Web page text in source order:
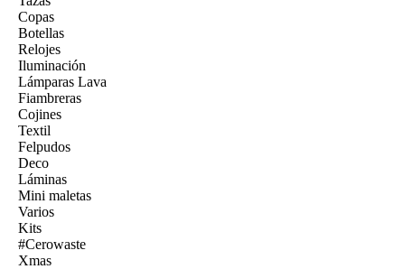
Copas
Botellas
Relojes
Iluminación
Lámparas Lava
Fiambreras
Cojines
Textil
Felpudos
Deco
Láminas
Mini maletas
Varios
Kits
#Cerowaste
Xmas